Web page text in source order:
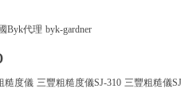
Byk代理 byk-gardner
糙度儀 三豐粗糙度儀SJ-310 三豐粗糙儀